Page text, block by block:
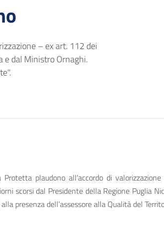
– ex art. 112 dei
e dal Ministro Ornaghi.
plaudono all’accordo di
scorsi dal Presidente della Regione Puglia
presenza dell’assessore alla Qualità del